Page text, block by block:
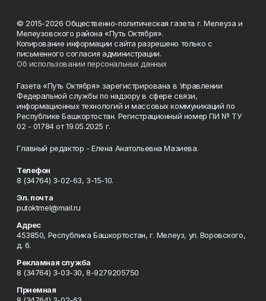
© 2015-2026 Общественно-политическая газета г. Мелеуза и
Мелеузовского района «Путь Октября».
Копирование информации сайта разрешено только с
письменного согласия администрации.
Об использовании персональных данных
Газета «Путь Октября» зарегистрирована в Управлении
Федеральной службы по надзору в сфере связи,
информационных технологий и массовых коммуникаций по
Республике Башкортостан. Регистрационный номер ПИ № ТУ
02 - 01784 от 19.05.2025 г.
Главный редактор - Елена Анатольевна Мазиева.
Телефон
8 (34764) 3-02-63, 3-15-10.
Эл. почта
putoktmel@mail.ru
Адрес
453850, Республика Башкортостан, г. Мелеуз, ул. Воровского,
д. 6.
Рекламная служба
8 (34764) 3-03-30, 8-9279205750
Приемная